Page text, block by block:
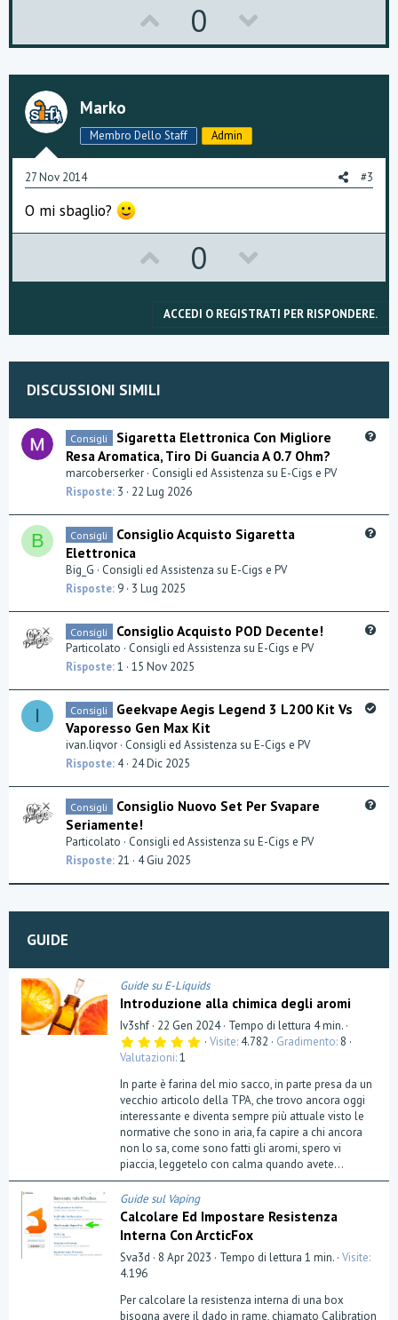
p
v
t
e
0
o
w
o
t
e
Marko
Membro Dello Staff Admin
27 Nov 2014 #3
O mi sbaglio?
p
v
o
e
0
o
w
n
o
t
e
ACCEDI O REGISTRATI PER RISPONDERE.
DISCUSSIONI SIMILI
i
Consigli
Sigaretta Elettronica Con Migliore
Resa Aromatica, Tiro Di Guancia A 0.7 Ohm?
marcoberserker Consigli ed Assistenza su E-Cigs e PV
Risposte 3 22 Lug 2026
B
i
Consigli
Consiglio Acquisto Sigaretta
Elettronica
Big_G
Consigli ed Assistenza su E-Cigs e PV
Risposte 9 3 Lug 2025
i
Consigli Consiglio Acquisto POD Decente!
Particolato
Consigli ed Assistenza su E-Cigs e PV
Risposte 1 15 Nov 2025
I
S
d
Consigli
Geekvape Aegis Legend 3 L200 Kit Vs
Vaporesso Gen Max Kit
ivan.liqvor Consigli ed Assistenza su E-Cigs e PV
Risposte 4 24 Dic 2025
i
Consigli
Consiglio Nuovo Set Per Svapare
Seriamente!
Particolato
Consigli ed Assistenza su E-Cigs e PV
Risposte 21 4 Giu 2025
GUIDE
Guide su E-Liquids
Introduzione alla chimica degli aromi
Iv3shf 22 Gen 2024 Tempo di lettura 4 min.
5
0
s
t
e
l
l
a
(
e
)
Visite 4.782 Gradimento 8
Valutazioni 1
In parte è farina del mio sacco, in parte presa da un
vecchio articolo della TPA, che trovo ancora oggi
interessante e diventa sempre più attuale visto le
normative che sono in aria, fa capire a chi ancora
non lo sa, come sono fatti gli aromi, spero vi
piaccia, leggetelo con calma quando avete...
Guide sul Vaping
Calcolare Ed Impostare Resistenza
Interna Con ArcticFox
Sva3d 8 Apr 2023 Tempo di lettura 1 min. Visite
4.196
Per calcolare la resistenza interna di una box
bisogna avere il dado in rame, chiamato Calibration